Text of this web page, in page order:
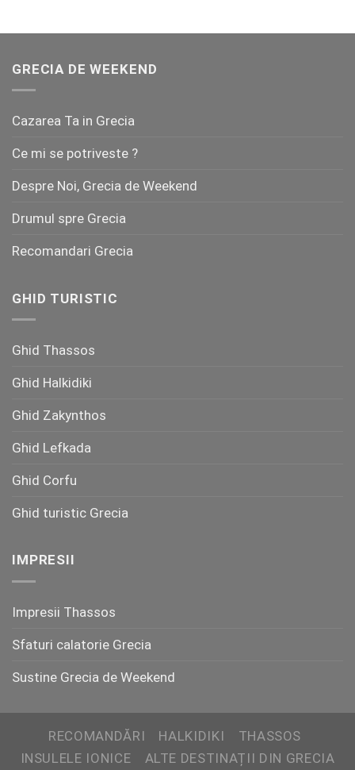
GRECIA DE WEEKEND
Cazarea Ta in Grecia
Ce mi se potriveste ?
Despre Noi, Grecia de Weekend
Drumul spre Grecia
Recomandari Grecia
GHID TURISTIC
Ghid Thassos
Ghid Halkidiki
Ghid Zakynthos
Ghid Lefkada
Ghid Corfu
Ghid turistic Grecia
IMPRESII
Impresii Thassos
Sfaturi calatorie Grecia
Sustine Grecia de Weekend
RECOMANDĂRI HALKIDIKI
THASSOS
INSULELE IONICE
ALTE DESTINAȚII DIN GRECIA